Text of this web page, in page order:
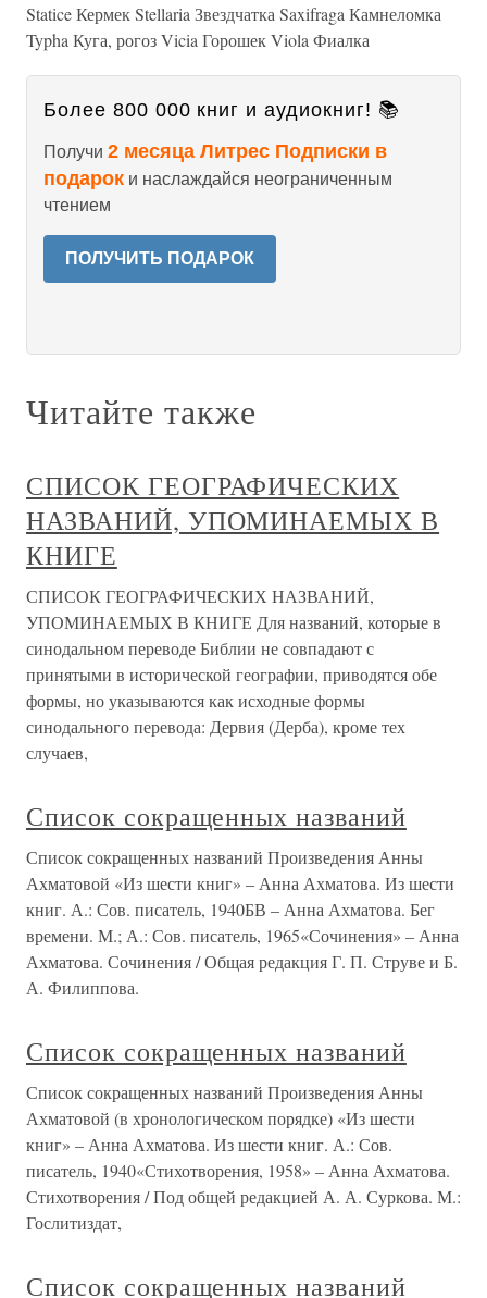
Statice Кермек Stellaria Звездчатка Saxifraga Камнеломка
Typha Куга, рогоз Vicia Горошек Viola Фиалка
Более 800 000 книг и аудиокниг! 📚
Получи 2 месяца Литрес Подписки в
подарок и наслаждайся неограниченным
чтением
ПОЛУЧИТЬ ПОДАРОК
Читайте также
СПИСОК ГЕОГРАФИЧЕСКИХ
НАЗВАНИЙ, УПОМИНАЕМЫХ В
КНИГЕ
СПИСОК ГЕОГРАФИЧЕСКИХ НАЗВАНИЙ,
УПОМИНАЕМЫХ В КНИГЕ Для названий, которые в
синодальном переводе Библии не совпадают с
принятыми в исторической географии, приводятся обе
формы, но указываются как исходные формы
синодального перевода: Дервия (Дерба), кроме тех
случаев,
Список сокращенных названий
Список сокращенных названий Произведения Анны
Ахматовой «Из шести книг» – Анна Ахматова. Из шести
книг. А.: Сов. писатель, 1940БВ – Анна Ахматова. Бег
времени. М.; А.: Сов. писатель, 1965«Сочинения» – Анна
Ахматова. Сочинения / Общая редакция Г. П. Струве и Б.
А. Филиппова.
Список сокращенных названий
Список сокращенных названий Произведения Анны
Ахматовой (в хронологическом порядке) «Из шести
книг» – Анна Ахматова. Из шести книг. А.: Сов.
писатель, 1940«Стихотворения, 1958» – Анна Ахматова.
Стихотворения / Под общей редакцией А. А. Суркова. М.:
Гослитиздат,
Список сокращенных названий